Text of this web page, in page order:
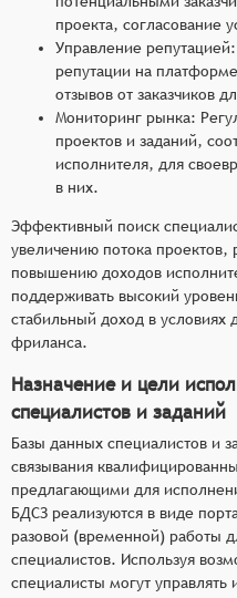
проекта, согласование
Управление
репутации на
отзывов от заказчиков
Мониторинг рынка:
проектов и заданий,
исполнителя, для
в них.
Эффективный поиск
увеличению потока
повышению доходов
поддерживать высокий
стабильный доход в
фриланса.
Назначение и цели
специалистов и заданий
Базы данных специалистов и
связывания
предлагающими для
БДСЗ реализуются в виде
разовой (временной) работы
специалистов. Используя
специалисты могут